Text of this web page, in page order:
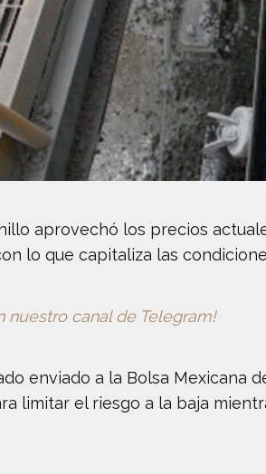
aprovechó los precios
lo que capitaliza las
nuestro canal de Telegram!
enviado a la Bolsa Mexicana
limitar el riesgo a la baja